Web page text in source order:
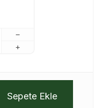
Sepete Ekle